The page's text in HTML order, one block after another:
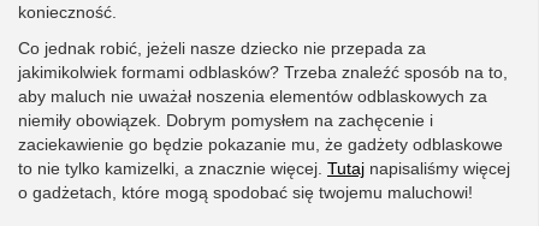
konieczność.
Co jednak robić, jeżeli nasze dziecko nie przepada za
jakimikolwiek formami odblasków? Trzeba znaleźć sposób na to,
aby maluch nie uważał noszenia elementów odblaskowych za
niemiły obowiązek. Dobrym pomysłem na zachęcenie i
zaciekawienie go będzie pokazanie mu, że gadżety odblaskowe
to nie tylko kamizelki, a znacznie więcej. Tutaj napisaliśmy więcej
o gadżetach, które mogą spodobać się twojemu maluchowi!